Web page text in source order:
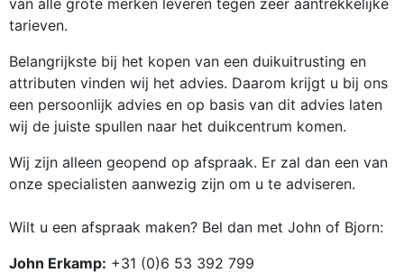
van alle grote merken leveren tegen zeer aantrekkelijke
tarieven.
Belangrijkste bij het kopen van een duikuitrusting en
attributen vinden wij het advies. Daarom krijgt u bij ons
een persoonlijk advies en op basis van dit advies laten
wij de juiste spullen naar het duikcentrum komen.
Wij zijn alleen geopend op afspraak. Er zal dan een van
onze specialisten aanwezig zijn om u te adviseren.
Wilt u een afspraak maken? Bel dan met John of Bjorn:
John Erkamp: +31 (0)6 53 392 799